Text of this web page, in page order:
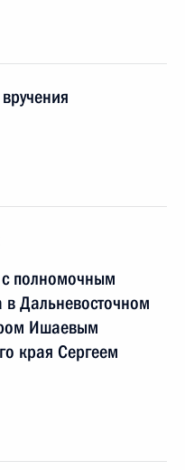
полномочным
в Дальневосточном
Ишаевым
края Сергеем